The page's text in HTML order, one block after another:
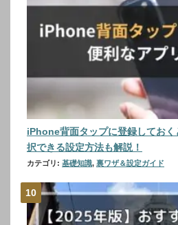
iPhone背面タップに登録してお
択できる設定方法も解説！
カテゴリ: 基礎知識, 裏ワザ＆設定ガイド